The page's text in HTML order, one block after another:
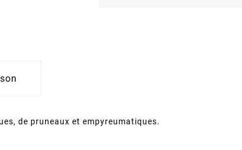
de pruneaux et empyreumatiques.